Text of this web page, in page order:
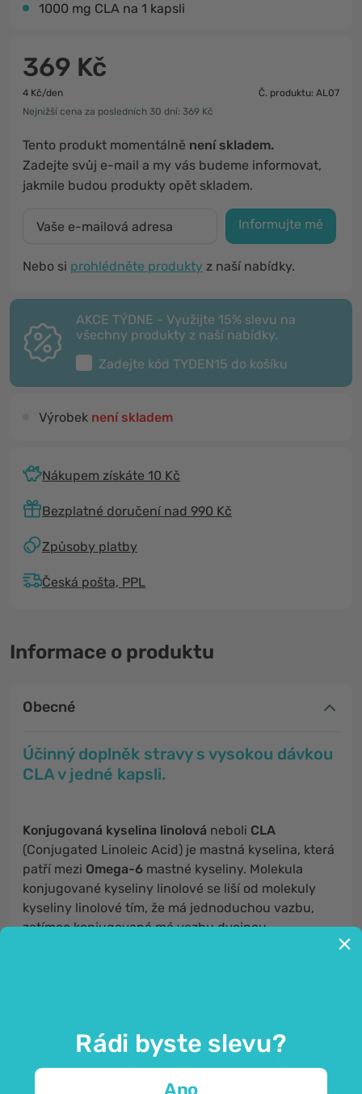
1000 mg CLA na 1 kapsli
369 Kč
4 Kč/den
Č. produktu: AL07
Nejnižší cena za posledních 30 dní: 369 Kč
Tento produkt momentálně není skladem.
Zadejte svůj e-mail a my vás budeme informovat,
jakmile budou produkty opět skladem.
Informujte mě
Nebo si prohlédněte produkty z naší nabídky.
AKCE TÝDNE - Využijte 15% slevu na
všechny produkty z naší nabídky.
Zadejte kód TYDEN15 do košíku
Výrobek není skladem
Nákupem získáte 10 Kč
Bezplatné doručení nad 990 Kč
Způsoby platby
Česká pošta, PPL
Informace o produktu
Obecné
Účinný doplněk stravy s vysokou dávkou
CLA v jedné kapsli.
Konjugovaná kyselina linolová neboli CLA
(Conjugated Linoleic Acid) je mastná kyselina, která
patří mezi Omega-6 mastné kyseliny. Molekula
konjugované kyseliny linolové se liší od molekuly
kyseliny linolové tím, že má jednoduchou vazbu,
zatímco konjugovaná má vazbu dvojnou.
mléce a mléčných výrobcích, jako je sýr a máslo.
je částečně hydrogenovaná mastná kyselina,
která se
hydrogenuje pod vlivem bakterií
Rádi byste slevu?
Ano